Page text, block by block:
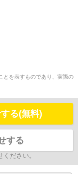
とを表すものであり、実際の
る(無料)
する
ださい。